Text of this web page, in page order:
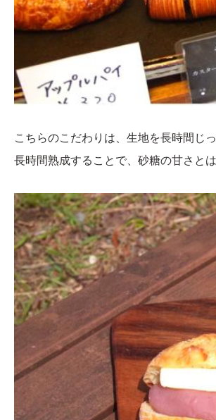
こちらのこだわりは、生地を長時間じ
長時間熟成することで、砂糖の甘さと